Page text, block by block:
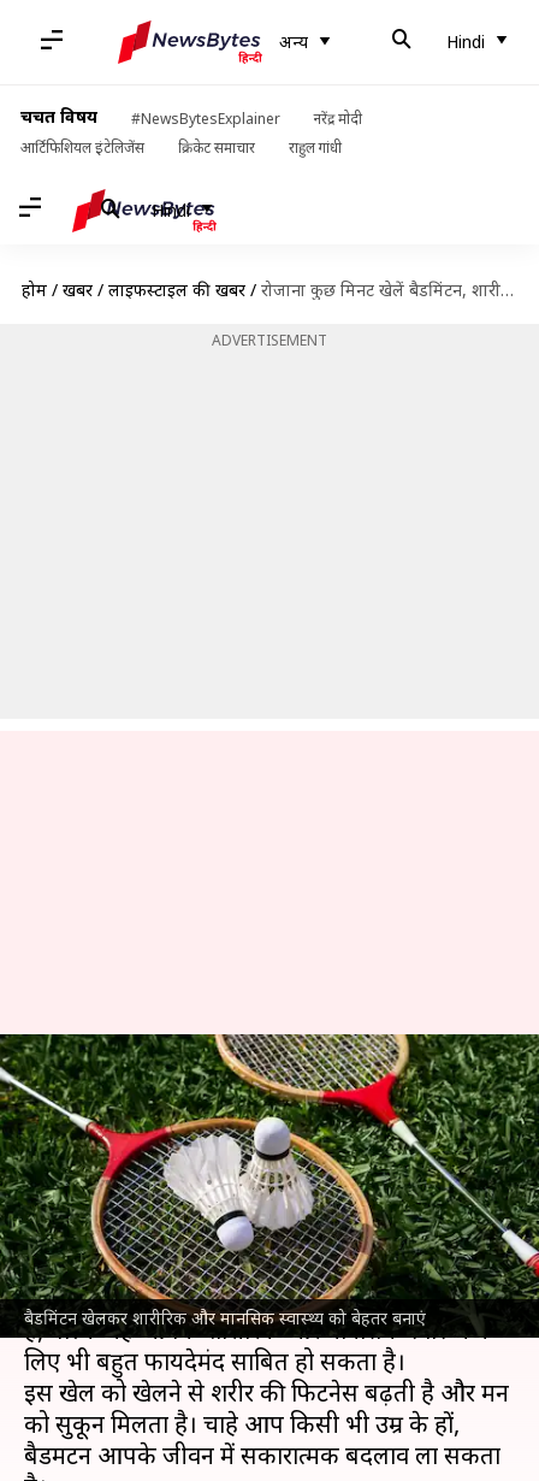
अन्य Hindi
चर्चित विषय #NewsBytesExplainer
नरेंद्र मोदी
आर्टिफिशियल इंटेलिजेंस
क्रिकेट समाचार राहुल गांधी
Hindi
होम / खबरें / लाइफस्टाइल की खबरें / रोजाना कुछ मिनट खेलें बैडमिंटन, शारीरिक और मानसिक स्वास्थ्य के लिए है फायदेमंद
ADVERTISEMENT
बैडमिंटन खेलकर शारीरिक और मानसिक स्वास्थ्य को बेहतर बनाएं
रोजाना कुछ मिनट खेलें बैडमिंटन,
शारीरिक और मानसिक स्वास्थ्य के
लिए है फायदेमंद
लेखन अंजली Jan 14, 2025 05:31 pm
क्या है खबर?
बैडमिंटनएक ऐसा खेल है, जो न केवल मनोरंजन का साधन
है, बल्कि यह आपके शारीरिक और मानसिक स्वास्थ्य के
लिए भी बहुत फायदेमंद साबित हो सकता है।
इस खेल को खेलने से शरीर की फिटनेस बढ़ती है और मन
को सुकून मिलता है। चाहे आप किसी भी उम्र के हों,
बैडमिंटन आपके जीवन में सकारात्मक बदलाव ला सकता